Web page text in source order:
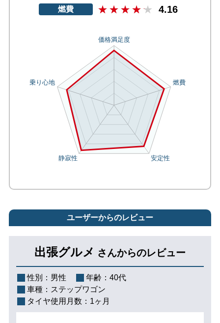
燃費 4.16
ユーザーからのレビュー
出張グルメ さんからのレビュー
性別： 男性 年齢： 40代
車種： ステップワゴン
タイヤ使用月数： 1ヶ月